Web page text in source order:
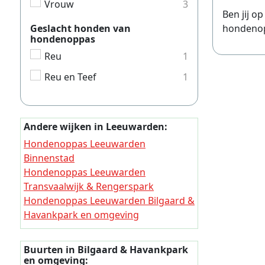
Ben jij
Vrouw
3
Geslacht honden van
hondenoppas
Reu
1
Reu en Teef
1
Andere wijken in Leeuwarden:
Hondenoppas Leeuwarden
Binnenstad
Hondenoppas Leeuwarden
Transvaalwijk & Rengerspark
Hondenoppas Leeuwarden Bilgaard &
Havankpark en omgeving
Hondenoppas Leeuwarden
Vrijheidswijk
Hondenoppas Leeuwarden Lekkum
Buurten in Bilgaard & Havankpark
en omgeving: